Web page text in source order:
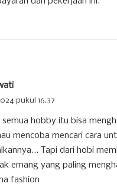
pukul 16.37
semua hobby itu bisa
mencoba mencari cara
Tapi dari hobi
emang yang paling
fashion